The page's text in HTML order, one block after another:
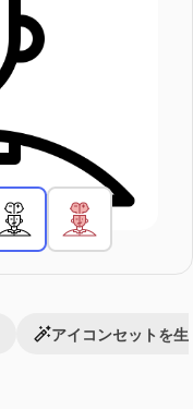
アイコンセットを生